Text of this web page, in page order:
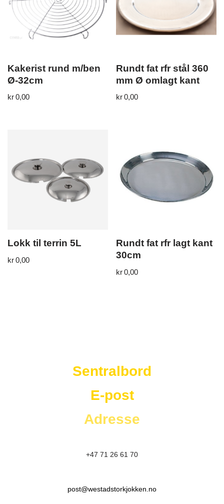
Kakerist rund m/ben
Ø-32cm
kr0,00
Rundt fat rfr stål 360
mm Ø omlagt kant
kr0,00
Lokk til terrin 5L
kr0,00
Rundt fat rfr lagt kant
30cm
kr0,00
Sentralbord
E-post
Adresse
+47 71 26 61 70
post@westadstorkjokken.no